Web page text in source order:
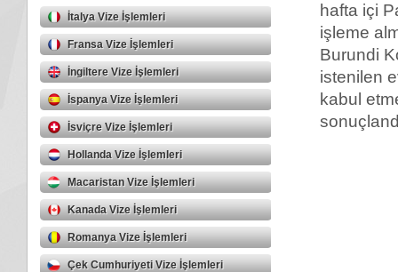
İtalya Vize İşlemleri
Fransa Vize İşlemleri
İngiltere Vize İşlemleri
İspanya Vize İşlemleri
İsviçre Vize İşlemleri
Hollanda Vize İşlemleri
Macaristan Vize İşlemleri
Kanada Vize İşlemleri
Romanya Vize İşlemleri
Çek Cumhuriyeti Vize İşlemleri
hafta içi
işleme
Burundi
istenilen
kabul